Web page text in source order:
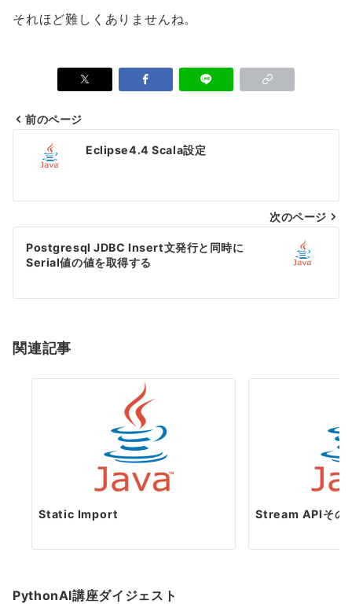
それほど難しくありませんね。
ビ
ゲ
シ
ン
前のページ
Eclipse4.4 Scala設定
次のページ
Postgresql JDBC Insert文発行と同時に
Serial値の値を取得する
関連記事
Static Import Stream APIその
PythonAI講座ダイジェスト